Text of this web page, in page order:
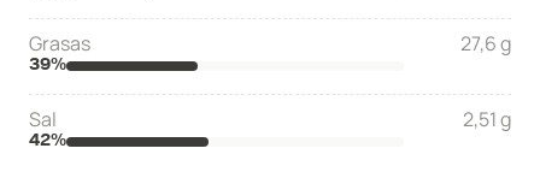
Grasas 27,6 g
39%
Sal 2,51 g
42%